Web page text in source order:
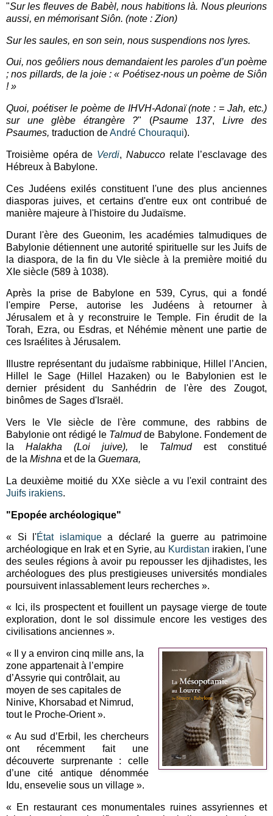
"Sur les fleuves de Babèl, nous habitions là. Nous pleurions
aussi, en mémorisant Siôn. (note : Zion)
Sur les saules, en son sein, nous suspendions nos lyres.
Oui, nos geôliers nous demandaient les paroles d’un poème
; nos pillards, de la joie : « Poétisez-nous un poème de Siôn
! »
Quoi, poétiser le poème de IHVH-Adonaï (note : = Jah, etc.)
sur une glèbe étrangère ?" (Psaume 137, Livre des
Psaumes, traduction deAndré Chouraqui).
Troisième opéra de Verdi, Nabucco relate l’esclavage des
Hébreux à Babylone.
Ces Judéens exilés constituent l'une des plus anciennes
diasporas juives, et certains d'entre eux ont contribué de
manière majeure à l'histoire du Judaïsme.
Durant l'ère des Gueonim, les académies talmudiques de
Babylonie détiennent une autorité spirituelle sur les Juifs de
la diaspora, de la fin du VIe siècle à la première moitié du
XIe siècle (589 à 1038).
Après la prise de Babylone en 539, Cyrus, qui a fondé
l'empire Perse, autorise les Judéens à retourner à
Jérusalem et à y reconstruire le Temple. Fin érudit de la
Torah, Ezra, ou Esdras, et Néhémie mènent une partie de
ces Israélites à Jérusalem.
Illustre représentant du judaïsme rabbinique, Hillel l’Ancien,
Hillel le Sage (Hillel Hazaken) ou le Babylonien est le
dernier président du Sanhédrin de l'ère des Zougot,
binômes de Sages d'Israël.
Vers le VIe siècle de l'ère commune, des rabbins de
Babylonie ont rédigé le Talmudde Babylone. Fondement de
laHalakha (Loi juive), le Talmud est
constitué
de la Mishna et de la Guemara,
La deuxième moitié du XXe siècle a vu l'exil contraint des
Juifs irakiens.
"Epopée archéologique"
« Si l'État islamiquea déclaré la guerre au patrimoine
archéologique en Irak et en Syrie, au Kurdistan irakien, l'une
des seules régions à avoir pu repousser les djihadistes, les
archéologues des plus prestigieuses universités mondiales
poursuivent inlassablement leurs recherches ».
« Ici, ils prospectent et fouillent un paysage vierge de toute
exploration, dont le sol dissimule encore les vestiges des
civilisations anciennes ».
« Il y a environ cinq mille ans, la
zone appartenait à l’empire
d’Assyrie qui contrôlait, au
moyen de ses capitales de
Ninive, Khorsabad et Nimrud,
tout le Proche-Orient ».
« Au sud d’Erbil, les chercheurs
ont récemment fait une
découverte surprenante : celle
d’une cité antique dénommée
Idu, ensevelie sous un village ».
« En restaurant ces monumentales ruines assyriennes et